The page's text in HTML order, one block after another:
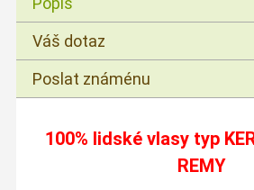
Váš dotaz
Poslat známénu
100% lidské vlasy typ
REMY